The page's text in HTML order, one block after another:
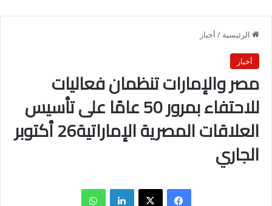
الرئيسية / أخبار
أخبار
مصر والإمارات تنظمان فعاليات
للاحتفاء بمرور 50 عامًا على تأسيس
العلاقات المصرية الإماراتية26 أكتوبر
الجاري
فيسبوك X لينكدإن